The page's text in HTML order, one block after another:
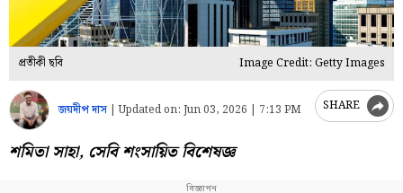
প্রতীকী ছবি Image Credit: Getty Images
জয়দীপ দাস |Updated on: Jun 03, 2026 | 7:13 PM SHARE
শমিতা সাহা, সেবি শংসায়িত বিশেষজ্ঞ